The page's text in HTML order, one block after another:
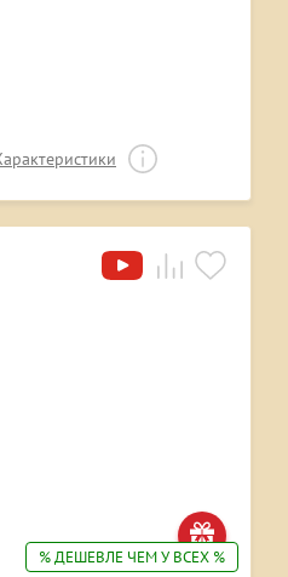
% ДЕШЕВЛЕ ЧЕМ У ВСЕХ %